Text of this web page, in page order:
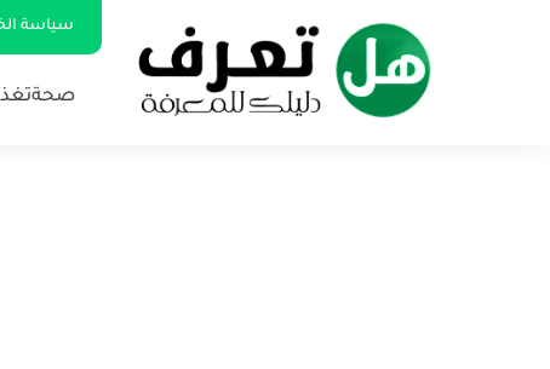
سياسة
صحة